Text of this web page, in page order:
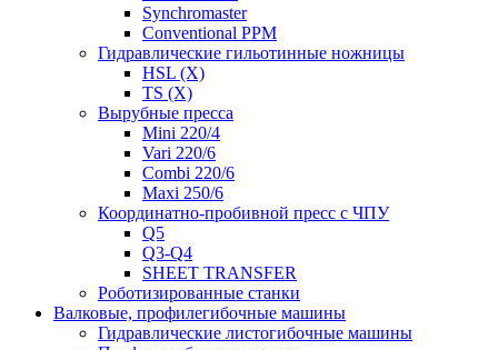
Synchromaster
Conventional PPM
Гидравлические гильотинные ножницы
HSL (X)
TS (X)
Вырубные пресса
Mini 220/4
Vari 220/6
Combi 220/6
Maxi 250/6
Координатно-пробивной пресс с ЧПУ
Q5
Q3-Q4
SHEET TRANSFER
Роботизированные станки
Валковые, профилегибочные машины
Гидравлические листогибочные машины